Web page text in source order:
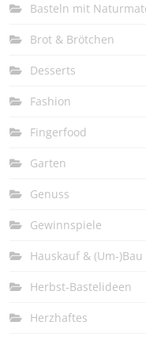
Basteln mit
Brot & Brötchen
Desserts
Fashion
Fingerfood
Garten
Genuss
Gewinnspiele
Hauskauf & (Um-)Bau
Herbst-Bastelideen
Herzhaftes